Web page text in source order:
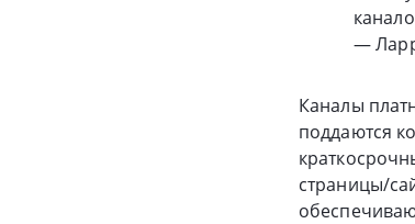
—
Каналы
поддаются
страницы/